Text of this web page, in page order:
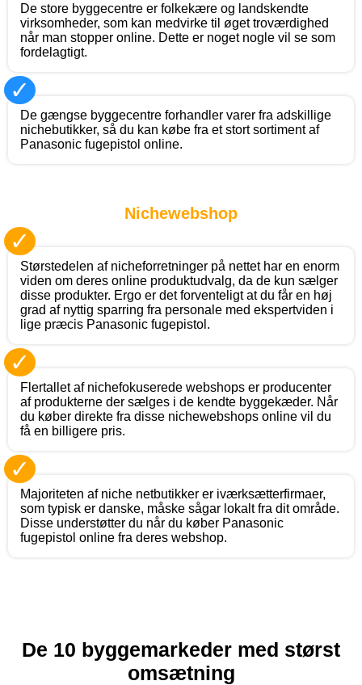
De store byggecentre er folkekære og landskendte
virksomheder, som kan medvirke til øget troværdighed
når man stopper online. Dette er noget nogle vil se som
fordelagtigt.
✓
De gængse byggecentre forhandler varer fra adskillige
nichebutikker, så du kan købe fra et stort sortiment af
Panasonic fugepistol online.
Nichewebshop
✓
Størstedelen af nicheforretninger på nettet har en enorm
viden om deres online produktudvalg, da de kun sælger
disse produkter. Ergo er det forventeligt at du får en høj
grad af nyttig sparring fra personale med ekspertviden i
lige præcis Panasonic fugepistol.
✓
Flertallet af nichefokuserede webshops er producenter
af produkterne der sælges i de kendte byggekæder. Når
du køber direkte fra disse nichewebshops online vil du
få en billigere pris.
✓
Majoriteten af niche netbutikker er iværksætterfirmaer,
som typisk er danske, måske sågar lokalt fra dit område.
Disse understøtter du når du køber Panasonic
fugepistol online fra deres webshop.
De 10 byggemarkeder med størst
omsætning